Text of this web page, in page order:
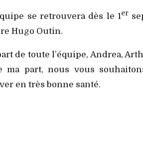
se retrouvera dès le 1er
Hugo Outin.
de toute l’équipe, Andrea,
ma part, nous vous
en très bonne santé.